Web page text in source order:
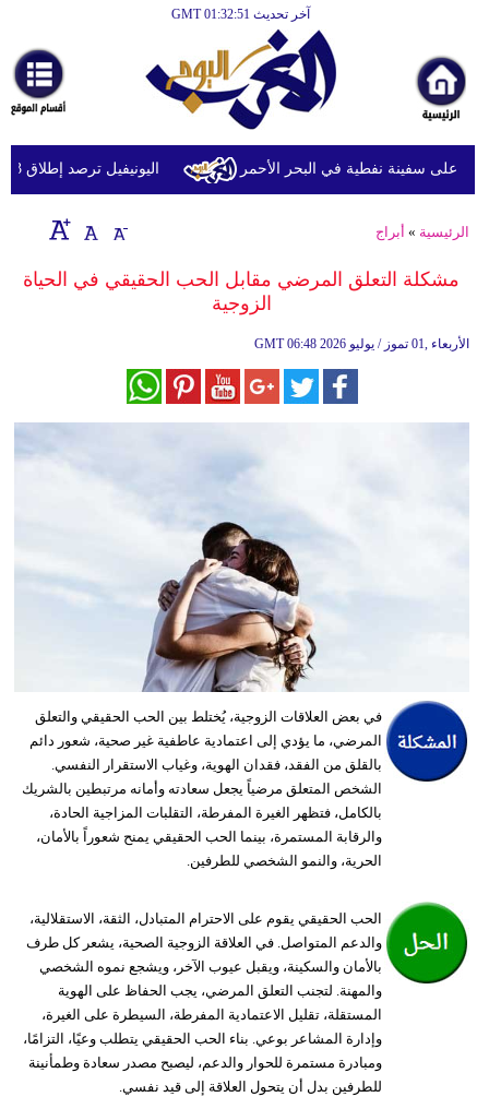
آخر تحديث GMT 01:32:51
أخبارعاجلة
رياضة
ثقافة
إقتصاد
وموسيقى
وتغذية
إعلام
تعليم
مرأة
علوم
وتكنولوجيا
مدوَّنات
اليونيفيل ترصد إطلاق 113 مقذوفا إسرائيليا على لبنان خلال يوم واحد سفينة نفطية في البحر الأحمر
الرئيسية » أبراج
مشكلة التعلق المرضي مقابل الحب الحقيقي في الحياة
الزوجية
GMT 06:48 2026 الأربعاء ,01 تموز / يوليو
في بعض العلاقات الزوجية، يُختلط بين الحب الحقيقي والتعلق
المرضي، ما يؤدي إلى اعتمادية عاطفية غير صحية، شعور دائم
بالقلق من الفقد، فقدان الهوية، وغياب الاستقرار النفسي.
الشخص المتعلق مرضياً يجعل سعادته وأمانه مرتبطين بالشريك
بالكامل، فتظهر الغيرة المفرطة، التقلبات المزاجية الحادة،
والرقابة المستمرة، بينما الحب الحقيقي يمنح شعوراً بالأمان،
الحرية، والنمو الشخصي للطرفين.
الحب الحقيقي يقوم على الاحترام المتبادل، الثقة، الاستقلالية،
والدعم المتواصل. في العلاقة الزوجية الصحية، يشعر كل طرف
بالأمان والسكينة، ويقبل عيوب الآخر، ويشجع نموه الشخصي
والمهنة. لتجنب التعلق المرضي، يجب الحفاظ على الهوية
المستقلة، تقليل الاعتمادية المفرطة، السيطرة على الغيرة،
وإدارة المشاعر بوعي. بناء الحب الحقيقي يتطلب وعيًا، التزامًا،
ومبادرة مستمرة للحوار والدعم، ليصبح مصدر سعادة وطمأنينة
للطرفين بدل أن يتحول العلاقة إلى قيد نفسي.